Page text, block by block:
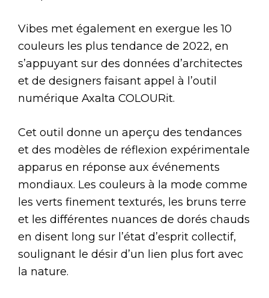
Vibes met également en exergue les 10
couleurs les plus tendance de 2022, en
s’appuyant sur des données d’architectes
et de designers faisant appel à l’outil
numérique Axalta COLOURit.
Cet outil donne un aperçu des tendances
et des modèles de réflexion expérimentale
apparus en réponse aux événements
mondiaux. Les couleurs à la mode comme
les verts finement texturés, les bruns terre
et les différentes nuances de dorés chauds
en disent long sur l’état d’esprit collectif,
soulignant le désir d’un lien plus fort avec
la nature.